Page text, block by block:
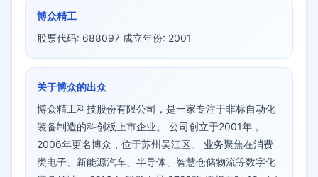
博众精工
股票代码: 688097 成立年份: 2001
关于博众的出众
博众精工科技股份有限公司，是一家专注于非标自动化
装备制造的科创板上市企业。 公司创立于2001年，
2006年更名博众，位于苏州吴江区。 业务聚焦在消费
类电子、新能源汽车、半导体、智慧仓储物流等数字化